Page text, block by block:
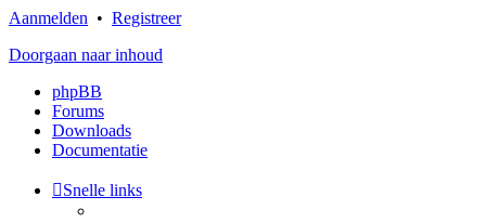
Aanmelden • Registreer
Doorgaan naar inhoud
phpBB
Forums
Downloads
Documentatie
Snelle links